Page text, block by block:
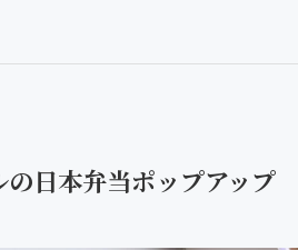
日本弁当ポップアップ